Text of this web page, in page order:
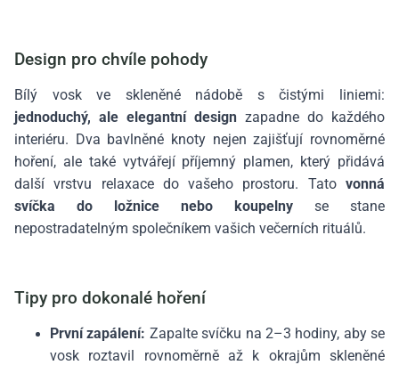
Design pro chvíle pohody
Bílý vosk ve skleněné nádobě s čistými liniemi:
jednoduchý, ale elegantní design zapadne do každého
interiéru. Dva bavlněné knoty nejen zajišťují rovnoměrné
hoření, ale také vytvářejí příjemný plamen, který přidává
další vrstvu relaxace do vašeho prostoru. Tato vonná
svíčka do ložnice nebo koupelny se stane
nepostradatelným společníkem vašich večerních rituálů.
Tipy pro dokonalé hoření
První zapálení: Zapalte svíčku na 2–3 hodiny, aby se
vosk roztavil rovnoměrně až k okrajům skleněné